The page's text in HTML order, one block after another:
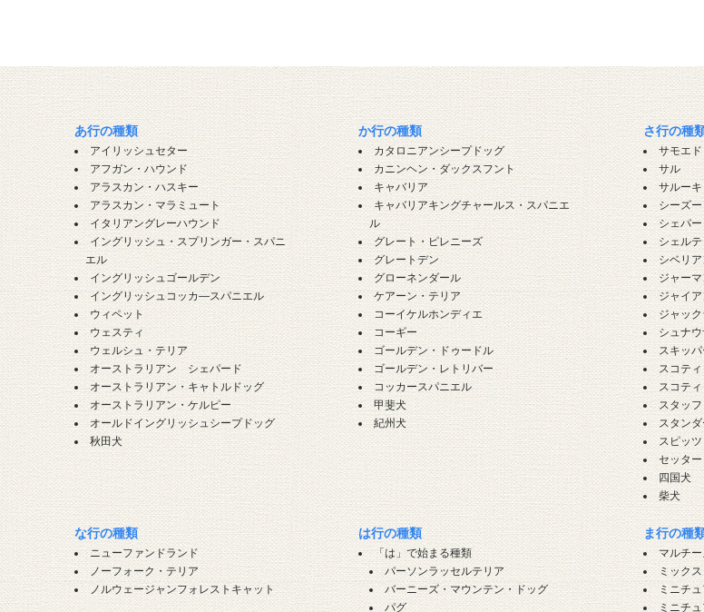
あ行の種類
アイリッシュセター
アフガン・ハウンド
アラスカン・ハスキー
アラスカン・マラミュート
イタリアングレーハウンド
イングリッシュ・スプリンガー・スパニ
エル
イングリッシュゴールデン
イングリッシュコッカ―スパニエル
ウィペット
ウェスティ
ウェルシュ・テリア
オーストラリアン シェパード
オーストラリアン・キャトルドッグ
オーストラリアン・ケルピー
オールドイングリッシュシープドッグ
秋田犬
か行の種類
カタロニアンシープドッグ
カニンヘン・ダックスフント
キャバリア
キャバリアキングチャールス・スパニエ
ル
グレート・ピレニーズ
グレートデン
グローネンダール
ケアーン・テリア
コーイケルホンディエ
コーギー
ゴールデン・ドゥードル
ゴールデン・レトリバー
コッカースパニエル
甲斐犬
紀州犬
さ行の種
サモエド
サル
サルーキ
シーズー
シェパー
シェル
シベリ
ジャー
ジャイ
ジャッ
シュナ
スキッ
スコテ
スコテ
スタッ
スタン
スピッツ
セッター
四国犬
柴犬
な行の種類
ニューファンドランド
ノーフォーク・テリア
ノルウェージャンフォレストキャット
は行の種類
「は」で始まる種類
パーソンラッセルテリア
バーニーズ・マウンテン・ドッグ
パグ
ま行の種
マルチー
ミックス
ミニチ
ミニチ